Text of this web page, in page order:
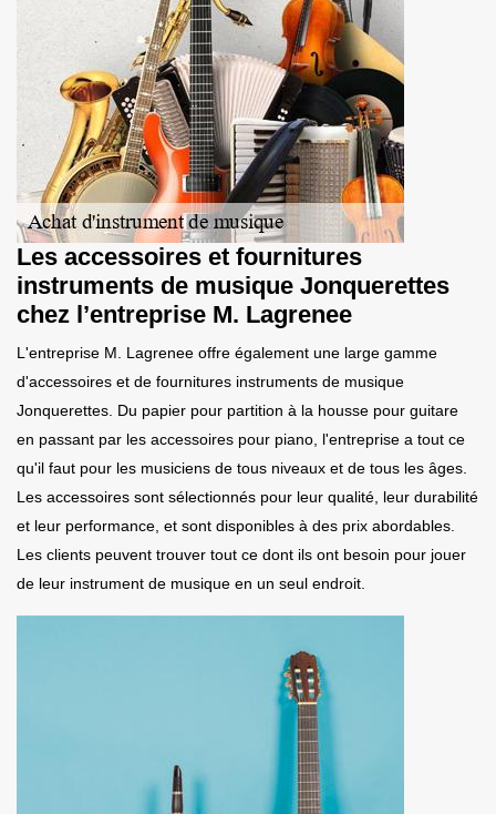
Les accessoires et fournitures
instruments de musique Jonquerettes
chez l’entreprise M. Lagrenee
L'entreprise M. Lagrenee offre également une large gamme
d'accessoires et de fournitures instruments de musique
Jonquerettes. Du papier pour partition à la housse pour guitare
en passant par les accessoires pour piano, l'entreprise a tout ce
qu'il faut pour les musiciens de tous niveaux et de tous les âges.
Les accessoires sont sélectionnés pour leur qualité, leur durabilité
et leur performance, et sont disponibles à des prix abordables.
Les clients peuvent trouver tout ce dont ils ont besoin pour jouer
de leur instrument de musique en un seul endroit.